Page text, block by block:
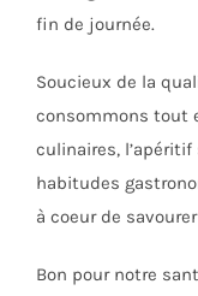
fin de journée.
Soucieux de la
consommons tout
culinaires,
habitudes
à coeur de
Bon pour notre